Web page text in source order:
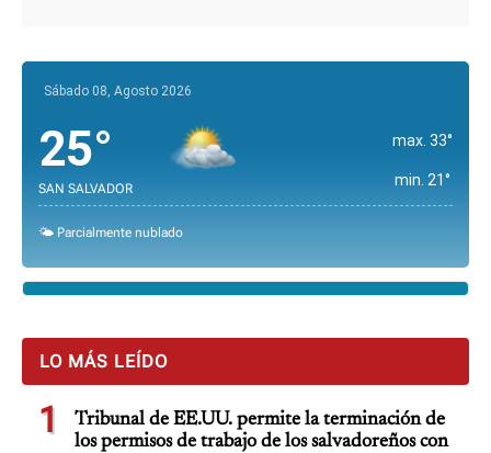
Sábado 08, Agosto 2026
25°
SAN SALVADOR
max. 33°
min. 21°
🌤️ Parcialmente nublado
LO MÁS LEÍDO
1
Tribunal de EE.UU. permite la terminación de
los permisos de trabajo de los salvadoreños con